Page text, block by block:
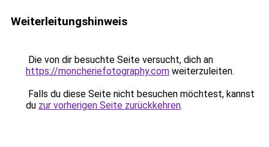
Weiterleitungshinweis
Die von dir besuchte Seite versucht, dich an
https://moncheriefotography.com weiterzuleiten.
Falls du diese Seite nicht besuchen möchtest, kannst
du zur vorherigen Seite zurückkehren.